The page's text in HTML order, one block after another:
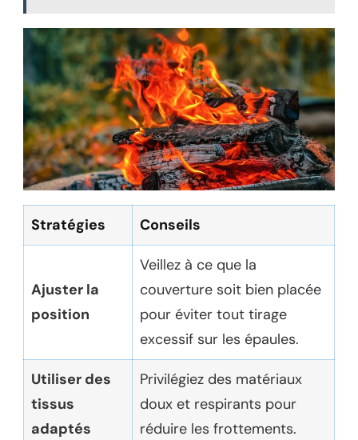
Stratégies Conseils
Ajuster la
position
Veillez à ce que la
couverture soit bien placée
pour éviter tout tirage
excessif sur les épaules.
Utiliser des
tissus
adaptés
Privilégiez des matériaux
doux et respirants pour
réduire les frottements.